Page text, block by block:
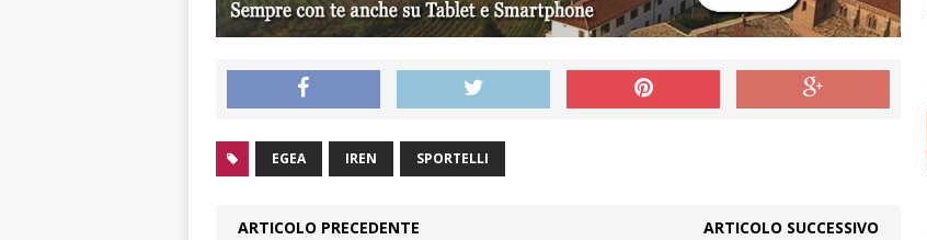
EGEA IREN SPORTELLI
ARTICOLO PRECEDENTE ARTICOLO SUCCESSIVO